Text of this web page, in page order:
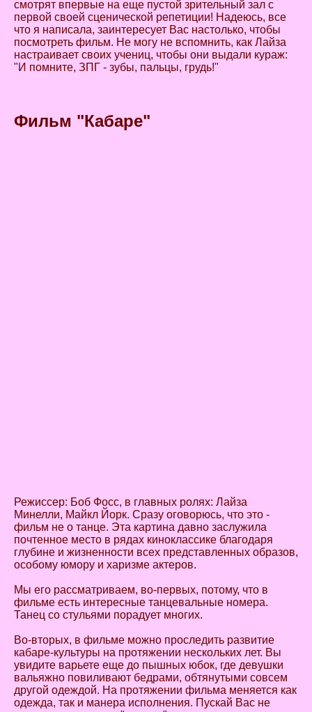
смотрят впервые на еще пустой зрительный зал с
первой своей сценической репетиции! Надеюсь, все
что я написала, заинтересует Вас настолько, чтобы
посмотреть фильм. Не могу не вспомнить, как Лайза
настраивает своих учениц, чтобы они выдали кураж:
"И помните, ЗПГ - зубы, пальцы, грудь!"
Фильм "Кабаре"
Режиссер: Боб Фосс, в главных ролях: Лайза
Минелли, Майкл Йорк. Сразу оговорюсь, что это -
фильм не о танце. Эта картина давно заслужила
почтенное место в рядах киноклассике благодаря
глубине и жизненности всех представленных образов,
особому юмору и харизме актеров.
Мы его рассматриваем, во-первых, потому, что в
фильме есть интересные танцевальные номера.
Танец со стульями порадует многих.
Во-вторых, в фильме можно проследить развитие
кабаре-культуры на протяжении нескольких лет. Вы
увидите варьете еще до пышных юбок, где девушки
вальяжно повиливают бедрами, обтянутыми совсем
другой одеждой. На протяжении фильма меняется как
одежда, так и манера исполнения. Пускай Вас не